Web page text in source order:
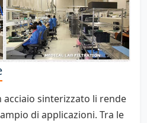
sinterizzato li rende
di applicazioni. Tra le